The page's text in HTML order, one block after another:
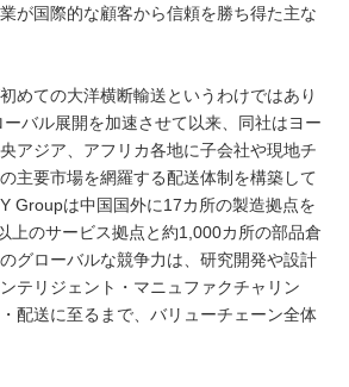
が国際的な顧客から信頼を勝ち得た主な
めての大洋横断輸送というわけではあり
バル展開を加速させて以来、同社はヨー
アジア、アフリカ各地に子会社や現地チ
主要市場を網羅する配送体制を構築して
Groupは中国国外に17カ所の製造拠点を
上のサービス拠点と約1,000カ所の部品倉
グローバルな競争力は、研究開発や設計
テリジェント・マニュファクチャリン
配送に至るまで、バリューチェーン全体